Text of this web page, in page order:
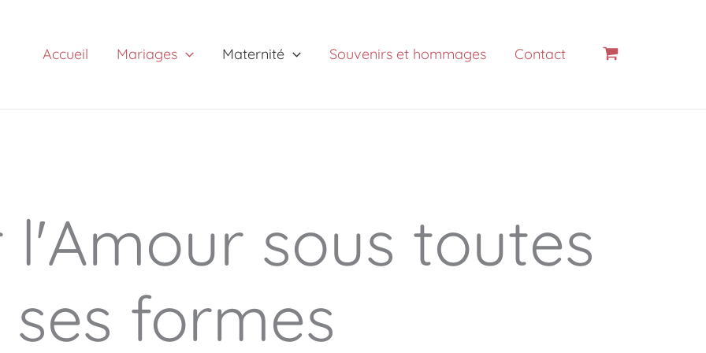
Accueil Mariages Maternité Souvenirs et hommages Contact
l'Amour sous toutes
ses formes